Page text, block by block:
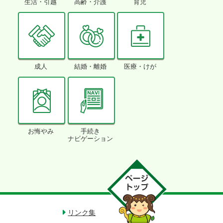
成人 結婚・離婚 医療・けが
お悔やみ
手続き
ナビゲーション
リンク集